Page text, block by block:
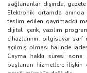
sağlananlar dışında,
Elektronik ortamda
teslim edilen gayrimaddi
dijital içerik, yazılım
cihazlarının, bilgisayar sarf
açılmış olması halinde
Cayma hakkı süresi sona
başlanan hizmetlere ilişkin